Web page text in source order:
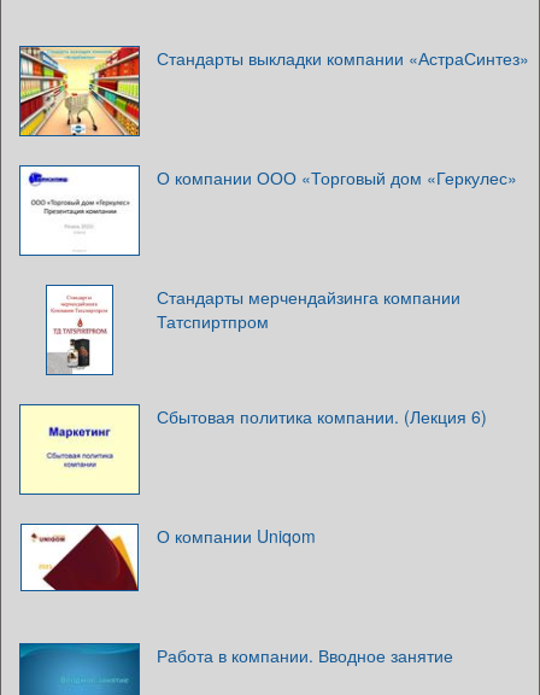
Стандарты выкладки компании «АстраСинтез»
О компании ООО «Торговый дом «Геркулес»
Стандарты мерчендайзинга компании
Татспиртпром
Сбытовая политика компании. (Лекция 6)
О компании Uniqom
Работа в компании. Вводное занятие